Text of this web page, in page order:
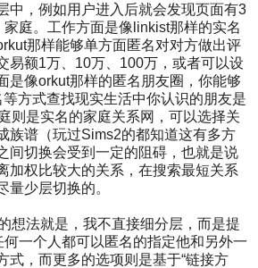
中，例如用户进入后就会发现页面有3
庭。工作方面是像linkist那样的实名
那样能够单方面匿名对对方做出评
易额1万、10万、100万，或者可以设
是像orkut那样的匿名朋友圈，你能够
方式查找现实生活中你认识的朋友是
则是实名的家庭关系网，可以选择关
族谱（玩过Sims2的都知道这有多方
间切换会受到一定的阻碍，也就是说
加权比较大的关系，在搜索最短关系
量少层切换的。
想法就是，我不直接细分层，而是提
何一个人都可以匿名的指定他和另外一
式，而更多的选项则是基于“链接方